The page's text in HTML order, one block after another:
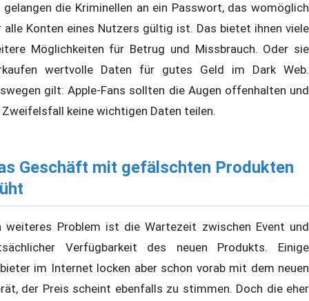
gelangen die Kriminellen an ein Passwort, das womöglich
alle Konten eines Nutzers gültig ist. Das bietet ihnen viele
Möglichkeiten für Betrug und Missbrauch. Oder sie
wertvolle Daten für gutes Geld im Dark Web.
gilt: Apple-Fans sollten die Augen offenhalten und
keine wichtigen Daten teilen.
Geschäft mit gefälschten Produkten
weiteres Problem ist die Wartezeit zwischen Event und
Verfügbarkeit des neuen Produkts. Einige
im Internet locken aber schon vorab mit dem neuen
der Preis scheint ebenfalls zu stimmen. Doch die eher